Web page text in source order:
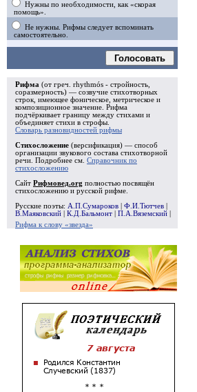
Нужны по необходимости, как «скорая
помощь».
Не нужны. Рифмы следует вспоминать
самостоятельно.
Голосовать
Рифма (от греч. rhythmós - стройность,
соразмерность) — созвучие стихотворных
строк, имеющее фоническое, метрическое и
композиционное значение. Рифма
подчёркивает границу между стихами и
объединяет стихи в строфы
Словарь разновидностей рифмы
Стихосложение (версификация) — способ
организации звукового состава стихотворной
речи. Подробнее см. Справочник по
стихосложению
Сайт Рифмовед.org полностью посвящён
стихосложению и русской рифме.
Русские поэты: А.П.Сумароков Ф.И.Тютчев
В.Маяковский
К.Д.Бальмонт П.А.Вяземский
Рифма к слову «звезда»